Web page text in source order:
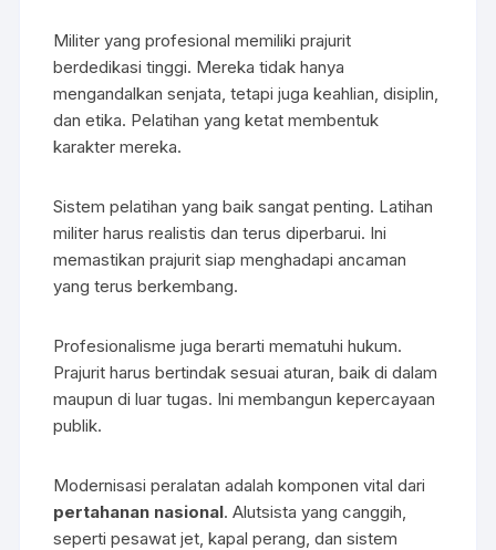
Militer yang profesional memiliki prajurit
berdedikasi tinggi. Mereka tidak hanya
mengandalkan senjata, tetapi juga keahlian, disiplin,
dan etika. Pelatihan yang ketat membentuk
karakter mereka.
Sistem pelatihan yang baik sangat penting. Latihan
militer harus realistis dan terus diperbarui. Ini
memastikan prajurit siap menghadapi ancaman
yang terus berkembang.
Profesionalisme juga berarti mematuhi hukum.
Prajurit harus bertindak sesuai aturan, baik di dalam
maupun di luar tugas. Ini membangun kepercayaan
publik.
Modernisasi peralatan adalah komponen vital dari
pertahanan nasional. Alutsista yang canggih,
seperti pesawat jet, kapal perang, dan sistem